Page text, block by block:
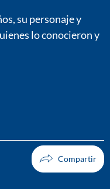
su personaje y
lo conocieron y